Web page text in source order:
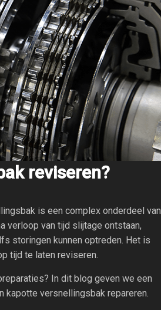
reviseren?
is een complex onderdeel van
verloop van tijd slijtage ontstaan,
storingen kunnen optreden. Het is
tijd te laten reviseren.
In dit blog geven we een
versnellingsbak repareren.